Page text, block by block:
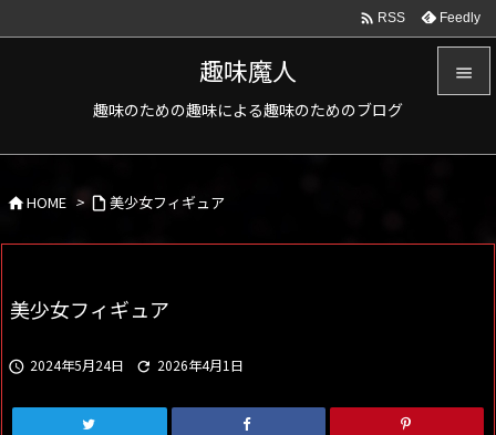
趣味魔人
趣味のための趣味による趣味のためのブログ

 RSS Feedly
HOME >  美少女フィギュア
美少女フィギュア
 2024年5月24日  2026年4月1日